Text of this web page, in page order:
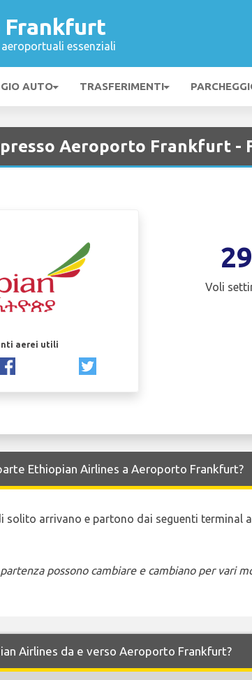
essenziali
AUTO TRASFERIMENTI
Aeroporto Frankfurt -
aerei utili
Voli
Ethiopian Airlines a Aeroporto Frankfurt?
solito arrivano e partono dai seguenti terminal a
possono cambiare e cambiano per vari
Airlines da e verso Aeroporto Frankfurt?